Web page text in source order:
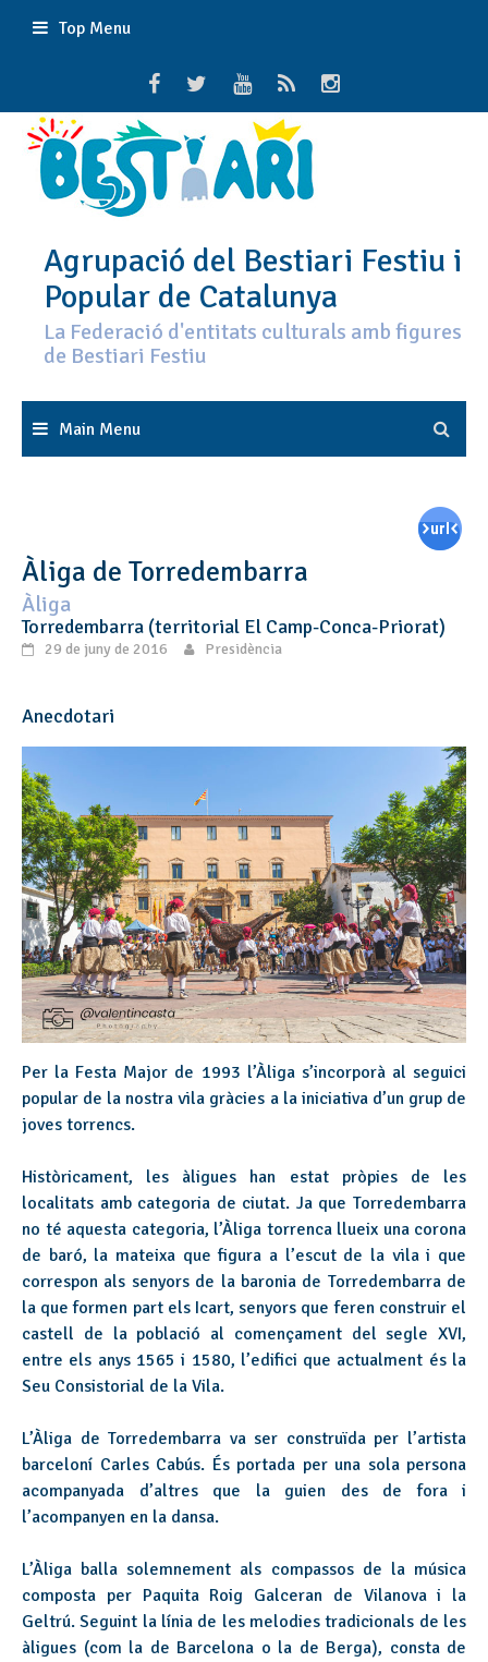
Top Menu
Agrupació del Bestiari Festiu i
Popular de Catalunya
La Federació d'entitats culturals amb figures
de Bestiari Festiu
Main Menu
Àliga de Torredembarra
Àliga
Torredembarra (territorial El Camp-Conca-Priorat)
29 de juny de 2016 Presidència
Anecdotari
Per la Festa Major de 1993 l’Àliga s’incorporà al seguici
popular de la nostra vila gràcies a la iniciativa d’un grup de
joves torrencs.
Històricament, les àligues han estat pròpies de les
localitats amb categoria de ciutat. Ja que Torredembarra
no té aquesta categoria, l’Àliga torrenca llueix una corona
de baró, la mateixa que figura a l’escut de la vila i que
correspon als senyors de la baronia de Torredembarra de
la que formen part els Icart, senyors que feren construir el
castell de la població al començament del segle XVI,
entre els anys 1565 i 1580, l’edifici que actualment és la
Seu Consistorial de la Vila.
L’Àliga de Torredembarra va ser construïda per l’artista
barceloní Carles Cabús. És portada per una sola persona
acompanyada d’altres que la guien des de fora i
l’acompanyen en la dansa.
L’Àliga balla solemnement als compassos de la música
composta per Paquita Roig Galceran de Vilanova i la
Geltrú. Seguint la línia de les melodies tradicionals de les
àligues (com la de Barcelona o la de Berga), consta de